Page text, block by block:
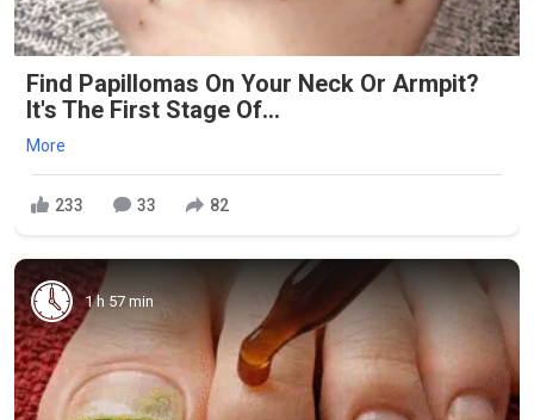
Find Papillomas On Your Neck Or Armpit?
It's The First Stage Of...
More
233 33 82
1 h 57 min